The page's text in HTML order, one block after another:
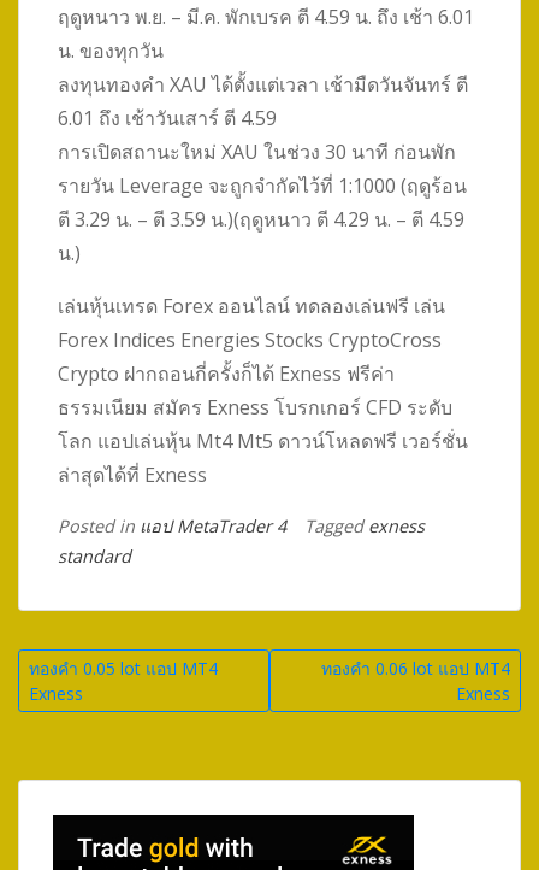
ฤดูหนาว พ.ย. – มี.ค. พักเบรค ตี 4.59 น. ถึง เช้า 6.01
น. ของทุกวัน
ลงทุนทองคำ XAU ได้ตั้งแต่เวลา เช้ามืดวันจันทร์ ตี
6.01 ถึง เช้าวันเสาร์ ตี 4.59
การเปิดสถานะใหม่ XAU ในช่วง 30 นาที ก่อนพัก
รายวัน Leverage จะถูกจำกัดไว้ที่ 1:1000 (ฤดูร้อน
ตี 3.29 น. – ตี 3.59 น.)(ฤดูหนาว ตี 4.29 น. – ตี 4.59
น.)
เล่นหุ้นเทรด Forex ออนไลน์ ทดลองเล่นฟรี เล่น
Forex Indices Energies Stocks CryptoCross
Crypto ฝากถอนกี่ครั้งก็ได้ Exness ฟรีค่า
ธรรมเนียม สมัคร Exness โบรกเกอร์ CFD ระดับ
โลก แอปเล่นหุ้น Mt4 Mt5 ดาวน์โหลดฟรี เวอร์ชั่น
ล่าสุดได้ที่ Exness
Posted in แอป MetaTrader 4 Taggedexness
standard
Post
navigation
ทองคำ 0.05 lot แอป MT4
Exness
ทองคำ 0.06 lot แอป MT4
Exness